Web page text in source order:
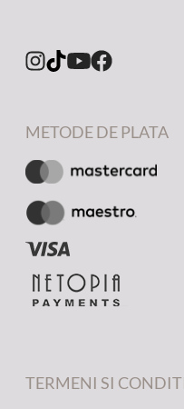
METODE DE PLATA
TERMENI SI